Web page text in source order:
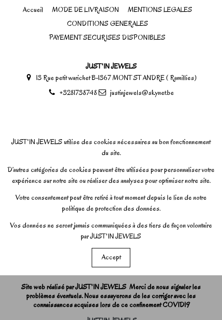
Accueil MODE DE LIVRAISON
MENTIONS LEGALES
CONDITIONS GENERALES
PAYEMENT SECURISES DISPONIBLES
JUST'IN JEWELS
13 Rue petit warichet B-1367 MONT ST ANDRE ( Ramillies)
+3281738748
justinjewels@skynet.be
JUST'IN JEWELS utilise des cookies nécessaires au bon fonctionnement
du site.
D’autres catégories de cookies peuvent être utilisées pour personnaliser votre
expérience sur notre site ou réaliser des analyses pour optimiser notre site.
Votre consentement peut être retiré à tout moment depuis le lien de notre
politique de protection des données.
Vos données ne seront jamais communiquées à des tiers de façon volontaire
par JUST'IN JEWELS
Accept
Site web réalisé par JUST'IN JEWELS Merci de nous signaler les
problèmes éventuels. Nous essayerons de les corriger avec les
connaissances acquises lors de ce confinement COVID19